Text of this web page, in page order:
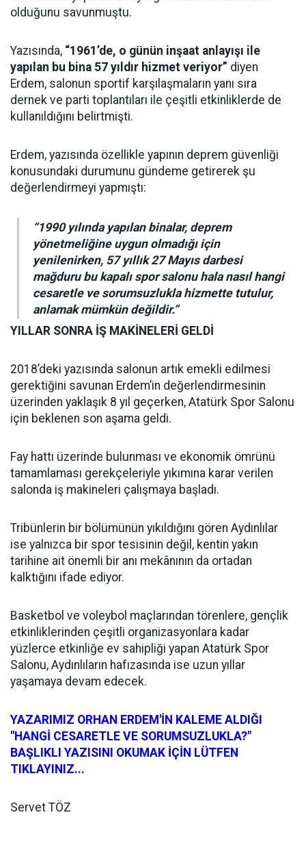
olduğunu savunmuştu.
Yazısında, “1961’de, o günün inşaat anlayışı ile
yapılan bu bina 57 yıldır hizmet veriyor” diyen
Erdem, salonun sportif karşılaşmaların yanı sıra
dernek ve parti toplantıları ile çeşitli etkinliklerde de
kullanıldığını belirtmişti.
Erdem, yazısında özellikle yapının deprem güvenliği
konusundaki durumunu gündeme getirerek şu
değerlendirmeyi yapmıştı:
“1990 yılında yapılan binalar, deprem
yönetmeliğine uygun olmadığı için
yenilenirken, 57 yıllık 27 Mayıs darbesi
mağduru bu kapalı spor salonu hala nasıl hangi
cesaretle ve sorumsuzlukla hizmette tutulur,
anlamak mümkün değildir.”
YILLAR SONRA İŞ MAKİNELERİ GELDİ
2018’deki yazısında salonun artık emekli edilmesi
gerektiğini savunan Erdem’in değerlendirmesinin
üzerinden yaklaşık 8 yıl geçerken, Atatürk Spor Salonu
için beklenen son aşama geldi.
Fay hattı üzerinde bulunması ve ekonomik ömrünü
tamamlaması gerekçeleriyle yıkımına karar verilen
salonda iş makineleri çalışmaya başladı.
Tribünlerin bir bölümünün yıkıldığını gören Aydınlılar
ise yalnızca bir spor tesisinin değil, kentin yakın
tarihine ait önemli bir anı mekânının da ortadan
kalktığını ifade ediyor.
Basketbol ve voleybol maçlarından törenlere, gençlik
etkinliklerinden çeşitli organizasyonlara kadar
yüzlerce etkinliğe ev sahipliği yapan Atatürk Spor
Salonu, Aydınlıların hafızasında ise uzun yıllar
yaşamaya devam edecek.
YAZARIMIZ ORHAN ERDEM'İN KALEME ALDIĞI
"HANGİ CESARETLE VE SORUMSUZLUKLA?"
BAŞLIKLI YAZISINI OKUMAK İÇİN LÜTFEN
TIKLAYINIZ...
Servet TÖZ